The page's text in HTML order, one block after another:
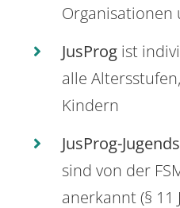
Organisationen
JusProg ist
alle
Kindern
JusProg-
sind von der
anerkannt (§ 11